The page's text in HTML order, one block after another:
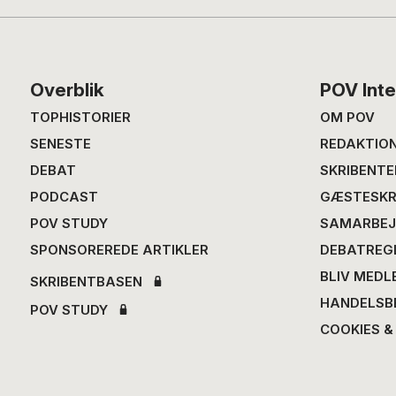
Footer
Overblik
TOPHISTORIER
SENESTE
DEBAT
PODCAST
POV STUDY
SPONSOREREDE ARTIKLER
SKRIBENTBASEN
POV STUDY
POV
OM POV
BLIV
COOKIES